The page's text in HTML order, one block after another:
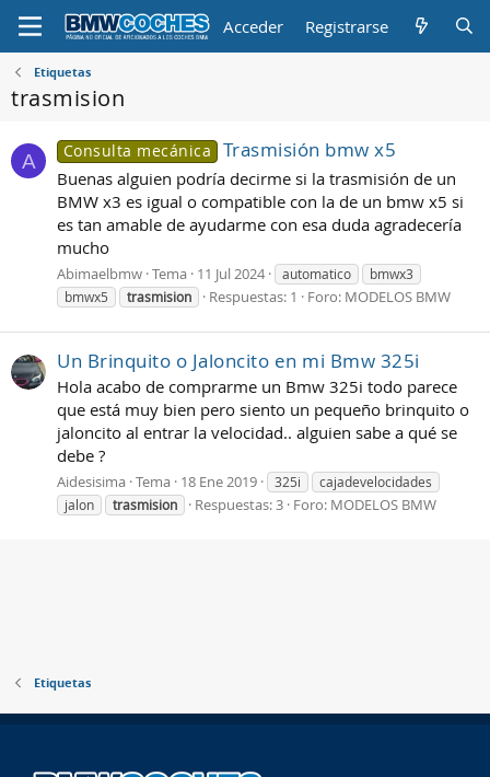
Acceder Registrarse
Etiquetas
trasmision
A Consulta mecánica Trasmisión bmw x5
Buenas alguien podría decirme si la trasmisión de un
BMW x3 es igual o compatible con la de un bmw x5 si
es tan amable de ayudarme con esa duda agradecería
mucho
Abimaelbmw Tema 11 Jul 2024 automatico
bmwx3
bmwx5
trasmision Respuestas: 1 Foro: MODELOS BMW
Un Brinquito o Jaloncito en mi Bmw 325i
Hola acabo de comprarme un Bmw 325i todo parece
que está muy bien pero siento un pequeño brinquito o
jaloncito al entrar la velocidad.. alguien sabe a qué se
debe ?
Aidesisima Tema 18 Ene 2019 325i
cajadevelocidades
jalon
trasmision Respuestas: 3 Foro: MODELOS BMW
Etiquetas